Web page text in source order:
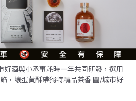
酒與小丞事耗時一年共同研發，選用
，讓蛋黃酥帶獨特精品茶香 圖/城市好